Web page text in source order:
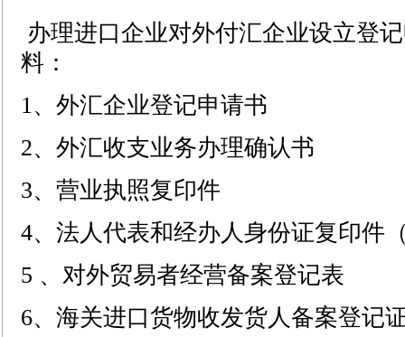
办理进口企业对外付汇企业设立登
料：
1、外汇企业登记申请书
2、外汇收支业务办理确认书
3、营业执照复印件
4、法人代表和经办人身份证复印件
5 、对外贸易者经营备案登记表
6、海关进口货物收发货人备案登记